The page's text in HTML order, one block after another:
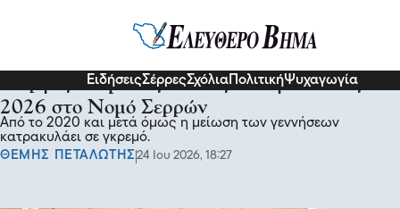
ΕιδήσειςΣέρρεςΣχόλια ΠολιτικήΨυχαγωγία
Γιώργος Στάμτσης: Μόλις 700 γεννήσεις το
2026 στο Νομό Σερρών
Από το 2020 και μετά όμως η μείωση των γεννήσεων
κατρακυλάει σε γκρεμό.
ΘΕΜΗΣ ΠΕΤΑΛΩΤΗΣ 24 Ιου 2026, 18:27